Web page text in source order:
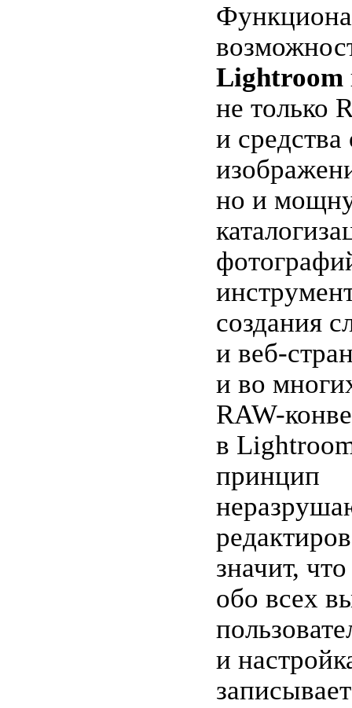
Lightroom
не только
и
но и
создания
и веб-
и во
RAW-
в
принцип
значит,
обо всех
и